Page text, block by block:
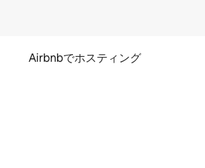
Airbnbでホスティング